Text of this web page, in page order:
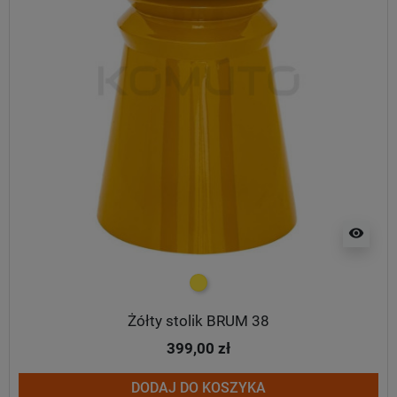
visibility
żółty
Żółty stolik BRUM 38
399,00 zł
DODAJ DO KOSZYKA